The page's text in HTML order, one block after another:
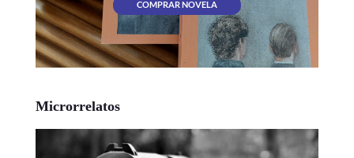
COMPRAR NOVELA
Microrrelatos